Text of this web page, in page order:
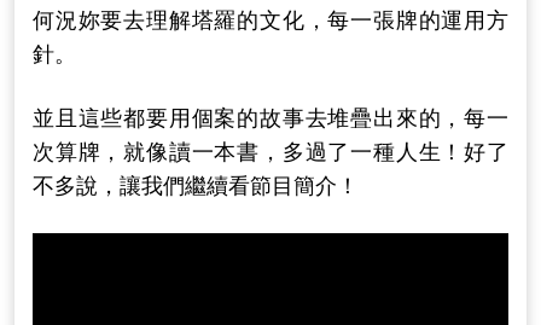
何況妳要去理解塔羅的文化，每一張牌的運用方
針。
並且這些都要用個案的故事去堆疊出來的，每一
次算牌，就像讀一本書，多過了一種人生！好了
不多說，讓我們繼續看節目簡介！